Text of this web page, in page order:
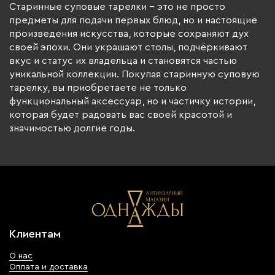
Старинные суповые тарелки - это не просто
предметы для подачи первых блюд, но и настоящие
произведения искусства, которые сохраняют дух
своей эпохи. Они украшают столы, подчёркивают
вкус и статус их владельца и становятся частью
уникальной коллекции. Покупая старинную суповую
тарелку, вы приобретаете не только
функциональный аксессуар, но и частичку истории,
которая будет радовать вас своей красотой и
значимостью долгие годы.
Клиентам
О нас
Оплата и доставка